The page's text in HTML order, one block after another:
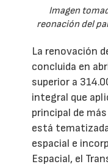
Imagen
reonación del
La renovación
concluida en
superior a
integral que
principal de
está
espacial e
Espacial, el